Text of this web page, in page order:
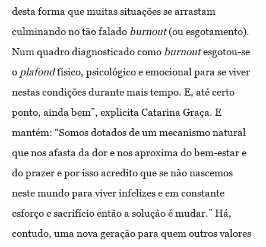
desta forma que muitas situações se arrastam
culminando no tão falado burnout(ou esgotamento).
Num quadro diagnosticado como burnoutesgotou-se
o plafondfísico, psicológico e emocional para se viver
nestas condições durante mais tempo. E, até certo
ponto, ainda bem”, explicita Catarina Graça. E
mantém: “Somos dotados de um mecanismo natural
que nos afasta da dor e nos aproxima do bem-estar e
do prazer e por isso acredito que se não nascemos
neste mundo para viver infelizes e em constante
esforço e sacrifício então a solução é mudar.” Há,
contudo, uma nova geração para quem outros valores